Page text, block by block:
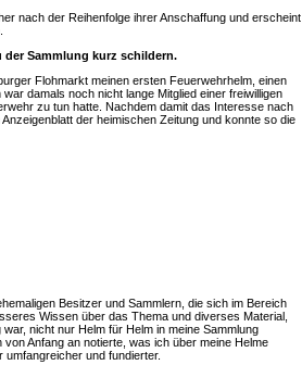
nach der Reihenfolge ihrer Anschaffung und erscheint
Sammlung kurz schildern.
Flohmarkt meinen ersten Feuerwehrhelm, einen
damals noch nicht lange Mitglied einer freiwilligen
zu tun hatte. Nachdem damit das Interesse nach
der heimischen Zeitung und konnte so die
Besitzer und Sammlern, die sich im Bereich
Wissen über das Thema und diverses Material,
nicht nur Helm für Helm in meine Sammlung
Anfang an notierte, was ich über meine Helme
und fundierter.